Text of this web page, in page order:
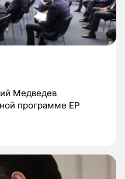
Медведев
программе ЕР